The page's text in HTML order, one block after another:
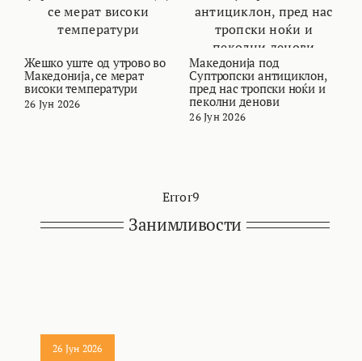
Жешко уште од утрово во
Македонија, се мерат
високи температури
26 Јун 2026
Македонија под
Суптропски антициклон,
пред нас тропски ноќи и
пеколни денови
26 Јун 2026
Error9
Занимливости
26 Јун 2026